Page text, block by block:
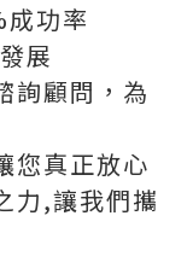
功率
展
詢顧問，為
您真正放心
力,讓我們攜